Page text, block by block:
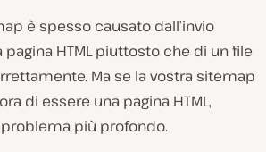
è spesso causato dall’invio
HTML piuttosto che di un file
Ma se la vostra sitemap
di essere una pagina HTML,
più profondo.